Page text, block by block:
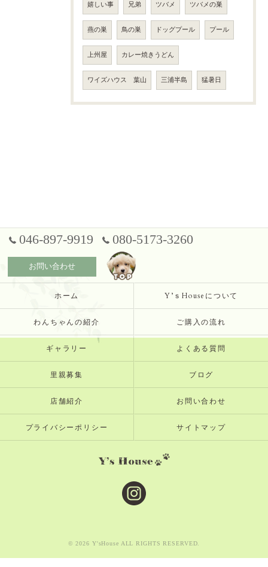
嬉しい事 兄弟 ツバメ ツバメの巣
燕の巣 鳥の巣 ドッグプール プール
上州屋 カレー焼きうどん
ワイズハウス 葉山 三浦半島 猛暑日
046-897-9919 080-5173-3260
お問い合わせ
ホーム Y’ｓHouseについて
わんちゃんの紹介 ご購入の流れ
ギャラリー よくある質問
里親募集 ブログ
店舗紹介 お問い合わせ
プライバシーポリシー サイトマップ
© 2026 Y'sHouse ALL RIGHTS RESERVED.